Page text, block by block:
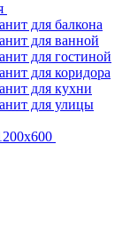
для балкона
для ванной
для гостиной
для коридора
для кухни
для улицы